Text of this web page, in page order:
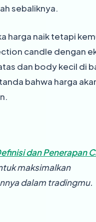
sebaliknya.
harga naik tetapi
candle dengan
dan body kecil di
bahwa harga
dan Penerapan
maksimalkan
dalam tradingmu.